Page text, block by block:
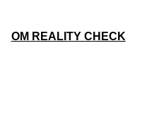
OM REALITY CHECK